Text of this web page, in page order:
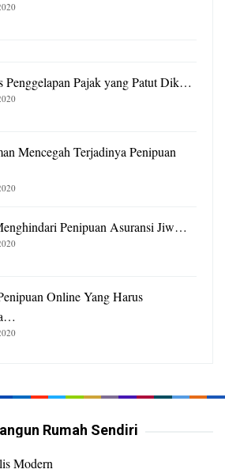
Penggelapan Pajak yang Patut Dik…
Mencegah Terjadinya Penipuan
Penipuan Asuransi Jiw…
Online Yang Harus
Rumah Sendiri
Modern